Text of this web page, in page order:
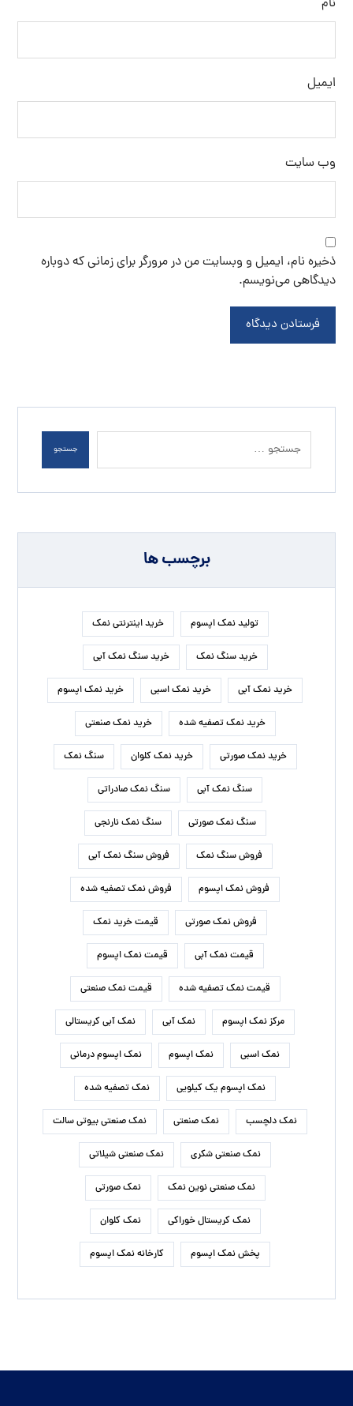
ایمیل
وب‌ سایت
ذخیره نام، ایمیل و وبسایت من در مرورگر برای زمانی که دوباره
دیدگاهی می‌نویسم.
فرستادن دیدگاه
جستجو
برچسب ها
تولید نمک اپسوم خرید اینترنتی نمک
خرید سنگ نمک خرید سنگ نمک آبی
خرید نمک آبی خرید نمک اسبی خرید نمک اپسوم
خرید نمک تصفیه شده خرید نمک صنعتی
خرید نمک صورتی خرید نمک کلوان سنگ نمک
سنگ نمک آبی سنگ نمک صادراتی
سنگ نمک صورتی سنگ نمک نارنجی
فروش سنگ نمک فروش سنگ نمک آبی
فروش نمک اپسوم فروش نمک تصفیه شده
فروش نمک صورتی قیمت خرید نمک
قیمت نمک آبی قیمت نمک اپسوم
قیمت نمک تصفیه شده قیمت نمک صنعتی
مرکز نمک اپسوم نمک آبی نمک آبی کریستالی
نمک اسبی نمک اپسوم نمک اپسوم درمانی
نمک اپسوم یک کیلویی نمک تصفیه شده
نمک دلچسب نمک صنعتی نمک صنعتی بیوتی سالت
نمک صنعتی شکری نمک صنعتی شیلاتی
نمک صنعتی نوین نمک نمک صورتی
نمک کریستال خوراکی نمک کلوان
پخش نمک اپسوم کارخانه نمک اپسوم